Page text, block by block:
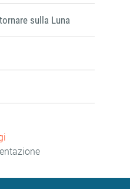
sulla Luna